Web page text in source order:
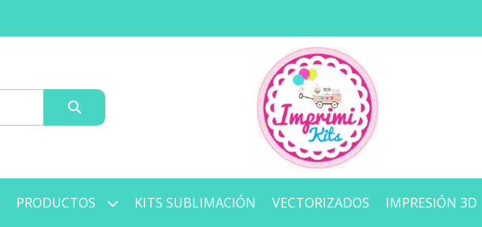
PRODUCTOS KITS SUBLIMACIÓN VECTORIZADOS IMPRESIÓN 3D